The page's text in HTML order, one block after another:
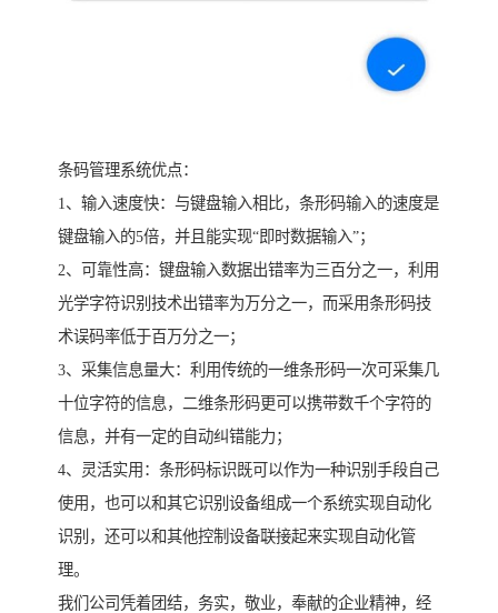
条码管理系统优点：
1、输入速度快：与键盘输入相比，条形码输入的速度是
键盘输入的5倍，并且能实现“即时数据输入”；
2、可靠性高：键盘输入数据出错率为三百分之一，利用
光学字符识别技术出错率为万分之一，而采用条形码技
术误码率低于百万分之一；
3、采集信息量大：利用传统的一维条形码一次可采集几
十位字符的信息，二维条形码更可以携带数千个字符的
信息，并有一定的自动纠错能力；
4、灵活实用：条形码标识既可以作为一种识别手段自己
使用，也可以和其它识别设备组成一个系统实现自动化
识别，还可以和其他控制设备联接起来实现自动化管
理。
我们公司凭着团结，务实，敬业，奉献的企业精神，经